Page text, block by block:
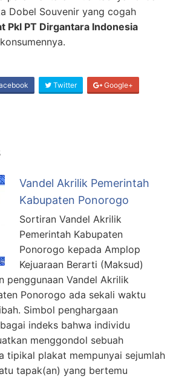
Dobel Souvenir yang cogah
Pkl PT Dirgantara Indonesia
Twitter Google+
Vandel Akrilik Pemerintah
Kabupaten Ponorogo
Sortiran Vandel Akrilik
Pemerintah Kabupaten
Ponorogo kepada Amplop
Kejuaraan Berarti (Maksud)
penggunaan Vandel Akrilik
Ponorogo ada sekali waktu
Simbol penghargaan
indeks bahwa individu
menggondol sebuah
tipikal plakat mempunyai sejumlah
tapak(an) yang bertemu